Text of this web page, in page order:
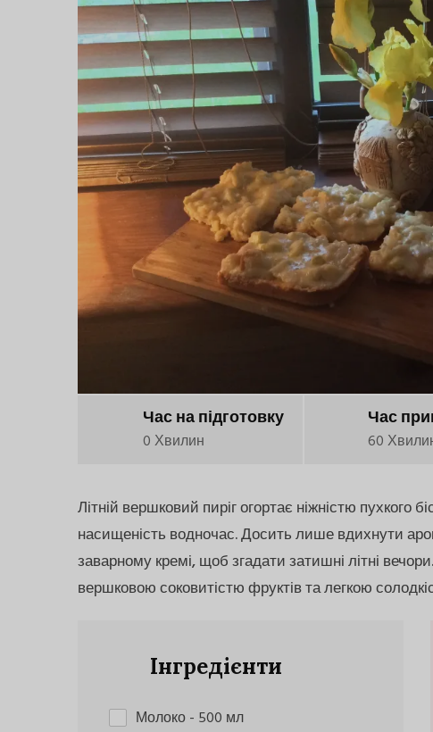
Час на підготовку
0 Хвилин
Час
60
Літній вершковий пиріг огортає ніжністю пухкого
насищеність водночас. Досить лише вдихнути
заварному кремі, щоб згадати затишні літні
вершковою соковитістю фруктів та легкою
Інгредієнти
Молоко- 500 мл